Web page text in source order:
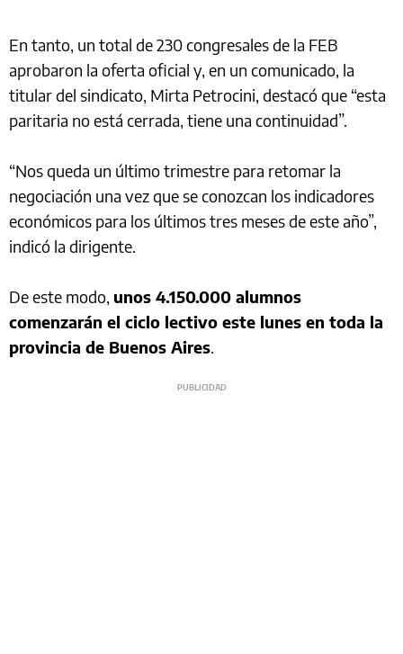
En tanto, un total de 230 congresales de la FEB
aprobaron la oferta oficial y, en un comunicado, la
titular del sindicato, Mirta Petrocini, destacó que “esta
paritaria no está cerrada, tiene una continuidad”.
“Nos queda un último trimestre para retomar la
negociación una vez que se conozcan los indicadores
económicos para los últimos tres meses de este año”,
indicó la dirigente.
De este modo, unos 4.150.000 alumnos
comenzarán el ciclo lectivo este lunes en toda la
provincia de Buenos Aires.